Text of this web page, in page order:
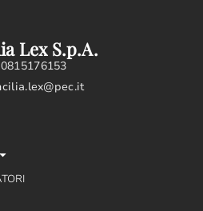
Lex S.p.A.
0815176153